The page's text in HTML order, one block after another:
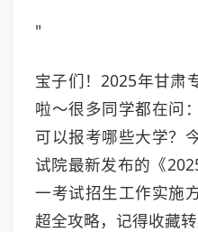
"
宝子们！2025年甘肃
啦～很多同学都在问
可以报考哪些大学？
试院最新发布的《
一考试招生工作实施
超全攻略，记得收藏